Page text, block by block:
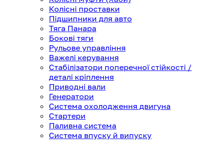
Колісні проставки
Підшипники для авто
Тяга Панара
Бокові тяги
Рульове управління
Важелі керування
Стабілізатори поперечної стійкості /
деталі кріплення
Приводні вали
Генератори
Система охолодження двигуна
Стартери
Паливна система
Система впуску й випуску